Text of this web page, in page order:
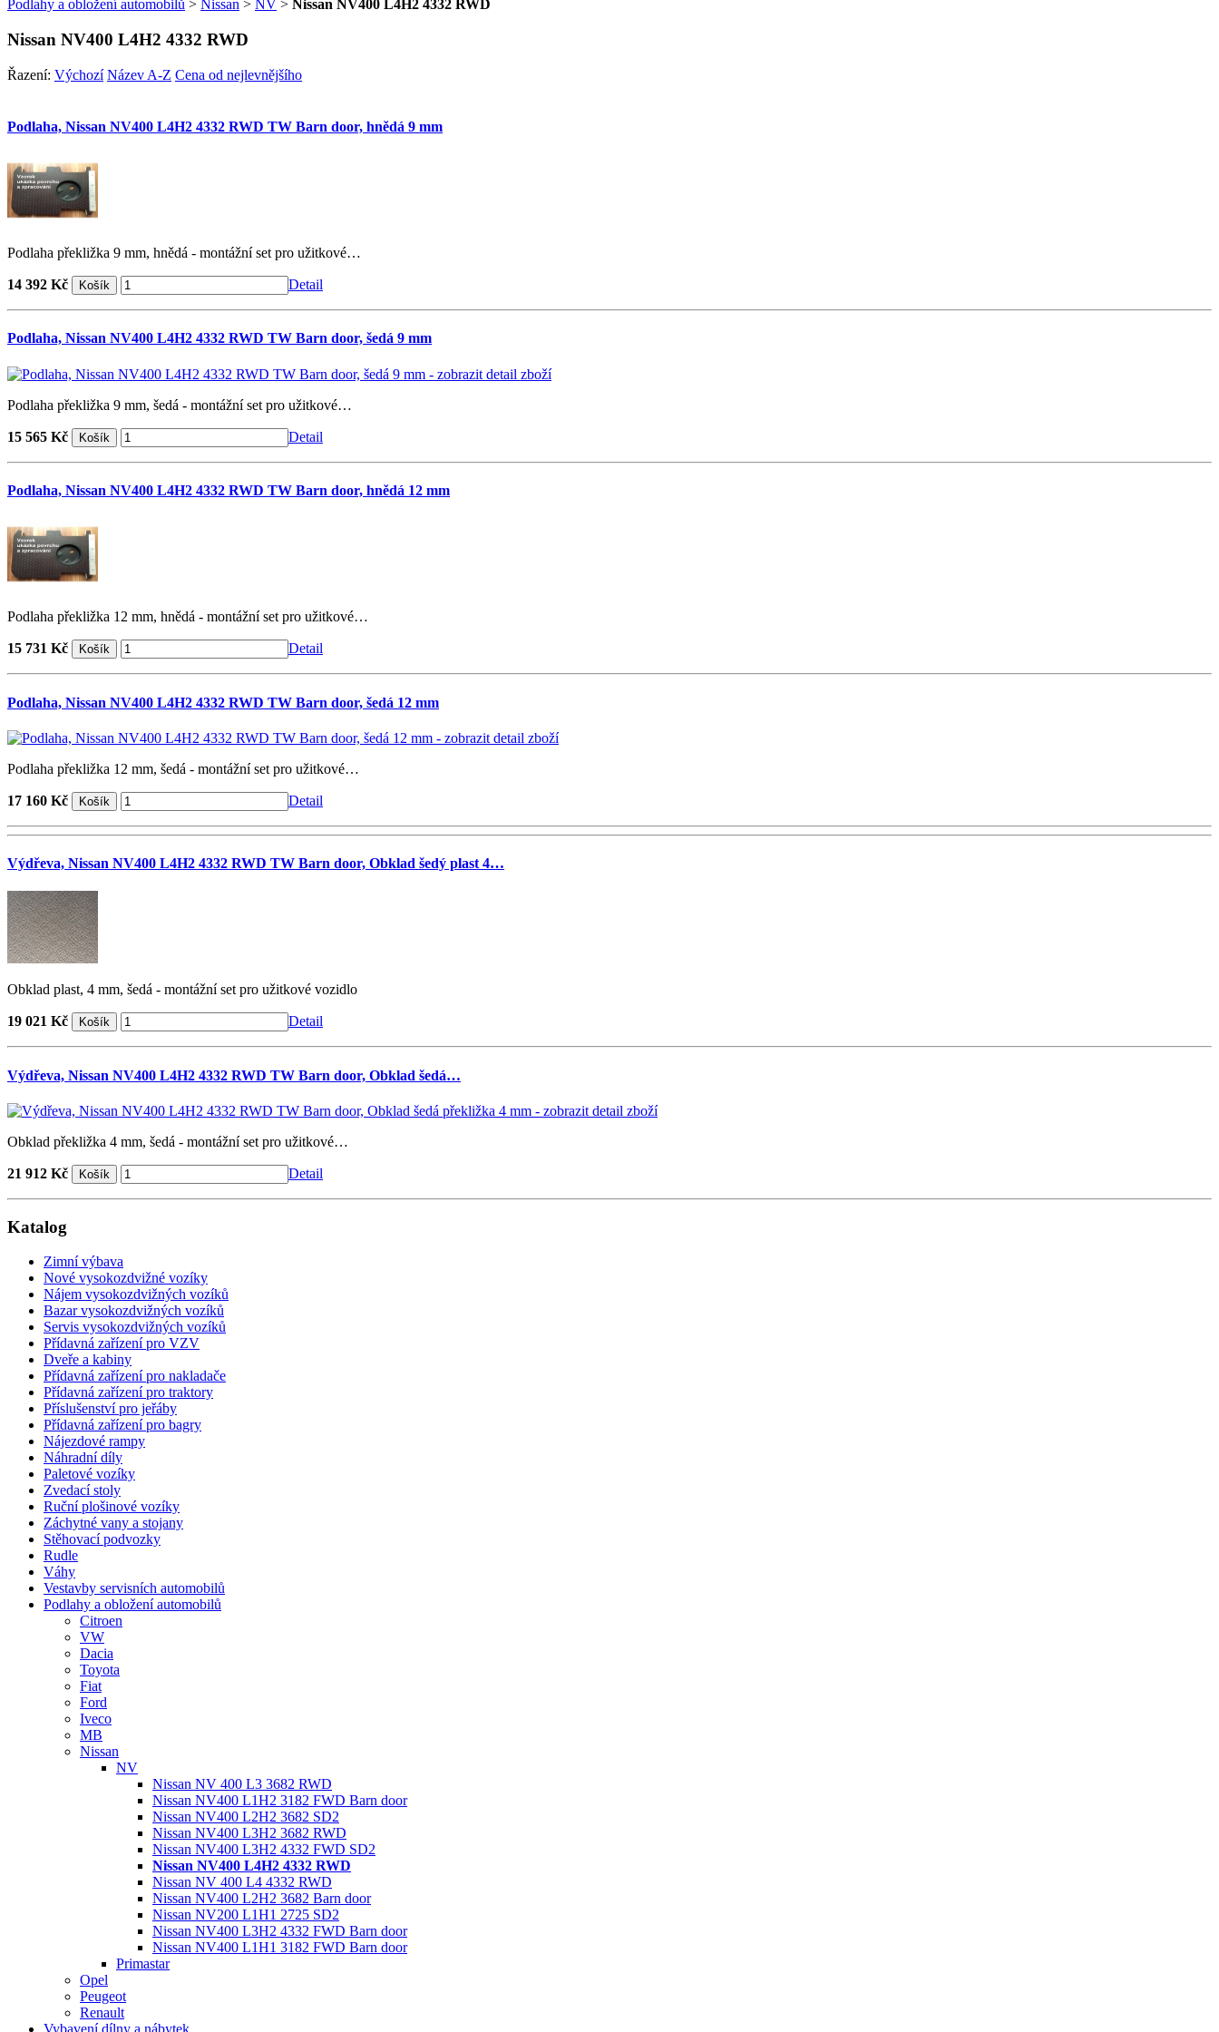
Podlahy a obložení automobilů > Nissan > NV > Nissan NV400 L4H2 4332 RWD
Nissan NV400 L4H2 4332 RWD
Řazení: Výchozí Název A-Z Cena od nejlevnějšího
Podlaha, Nissan NV400 L4H2 4332 RWD TW Barn door, hnědá 9 mm
Podlaha překližka 9 mm, hnědá - montážní set pro užitkové…
14 392 Kč Detail
Podlaha, Nissan NV400 L4H2 4332 RWD TW Barn door, šedá 9 mm
Podlaha překližka 9 mm, šedá - montážní set pro užitkové…
15 565 Kč Detail
Podlaha, Nissan NV400 L4H2 4332 RWD TW Barn door, hnědá 12 mm
Podlaha překližka 12 mm, hnědá - montážní set pro užitkové…
15 731 Kč Detail
Podlaha, Nissan NV400 L4H2 4332 RWD TW Barn door, šedá 12 mm
Podlaha překližka 12 mm, šedá - montážní set pro užitkové…
17 160 Kč Detail
Výdřeva, Nissan NV400 L4H2 4332 RWD TW Barn door, Obklad šedý plast 4…
Obklad plast, 4 mm, šedá - montážní set pro užitkové vozidlo
19 021 Kč Detail
Výdřeva, Nissan NV400 L4H2 4332 RWD TW Barn door, Obklad šedá…
Obklad překližka 4 mm, šedá - montážní set pro užitkové…
21 912 Kč Detail
Katalog
Zimní výbava
Nové vysokozdvižné vozíky
Nájem vysokozdvižných vozíků
Bazar vysokozdvižných vozíků
Servis vysokozdvižných vozíků
Přídavná zařízení pro VZV
Dveře a kabiny
Přídavná zařízení pro nakladače
Přídavná zařízení pro traktory
Příslušenství pro jeřáby
Přídavná zařízení pro bagry
Nájezdové rampy
Náhradní díly
Paletové vozíky
Zvedací stoly
Ruční plošinové vozíky
Záchytné vany a stojany
Stěhovací podvozky
Rudle
Váhy
Vestavby servisních automobilů
Podlahy a obložení automobilů
Citroen
VW
Dacia
Toyota
Fiat
Ford
Iveco
MB
Nissan
NV
Nissan NV 400 L3 3682 RWD
Nissan NV400 L1H2 3182 FWD Barn door
Nissan NV400 L2H2 3682 SD2
Nissan NV400 L3H2 3682 RWD
Nissan NV400 L3H2 4332 FWD SD2
Nissan NV400 L4H2 4332 RWD
Nissan NV 400 L4 4332 RWD
Nissan NV400 L2H2 3682 Barn door
Nissan NV200 L1H1 2725 SD2
Nissan NV400 L3H2 4332 FWD Barn door
Nissan NV400 L1H1 3182 FWD Barn door
Primastar
Opel
Peugeot
Renault